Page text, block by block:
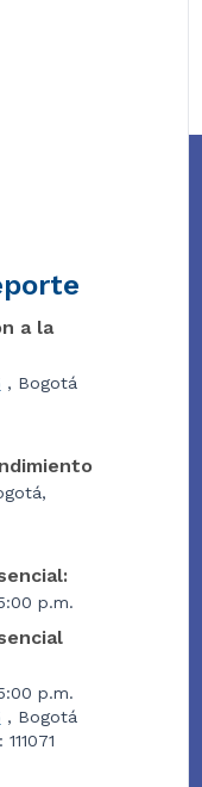
a la
, Bogotá
p.m.
p.m.
, Bogotá